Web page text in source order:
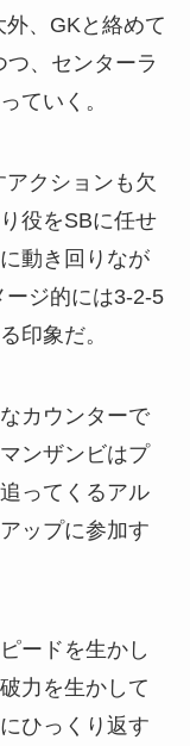
、GKと絡めて
、センターラ
ていく。
クションも欠
役をSBに任せ
動き回りなが
ージ的には3-2-5
印象だ。
カウンターで
ンザンビはプ
ってくるアル
ップに参加す
ードを生かし
力を生かして
ひっくり返す